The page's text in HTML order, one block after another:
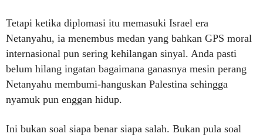
Tetapi ketika diplomasi itu memasuki Israel era
Netanyahu, ia menembus medan yang bahkan GPS moral
internasional pun sering kehilangan sinyal. Anda pasti
belum hilang ingatan bagaimana ganasnya mesin perang
Netanyahu membumi-hanguskan Palestina sehingga
nyamuk pun enggan hidup.
Ini bukan soal siapa benar siapa salah. Bukan pula soal